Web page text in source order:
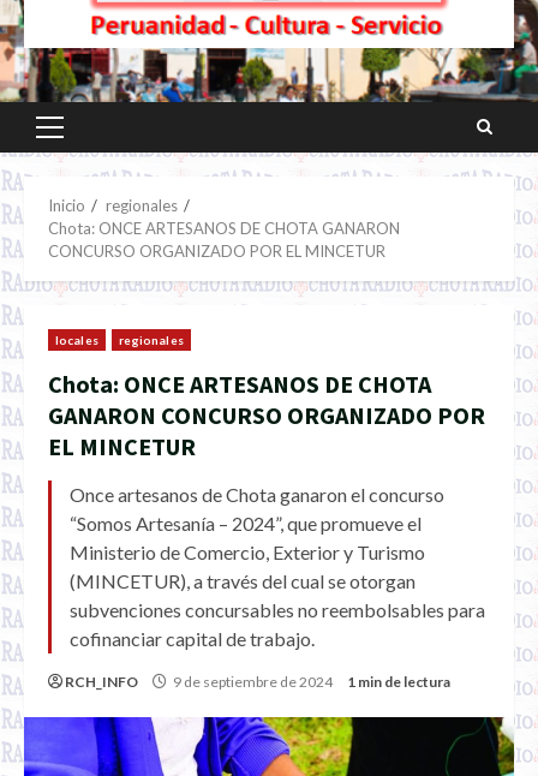
Menú
principal
Inicio
regionales
Chota: ONCE ARTESANOS DE CHOTA GANARON
CONCURSO ORGANIZADO POR EL MINCETUR
locales regionales
Chota: ONCE ARTESANOS DE CHOTA
GANARON CONCURSO ORGANIZADO POR
EL MINCETUR
Once artesanos de Chota ganaron el concurso
“Somos Artesanía – 2024”, que promueve el
Ministerio de Comercio, Exterior y Turismo
(MINCETUR), a través del cual se otorgan
subvenciones concursables no reembolsables para
cofinanciar capital de trabajo.
RCH_INFO 9 de septiembre de 2024 1 min de lectura